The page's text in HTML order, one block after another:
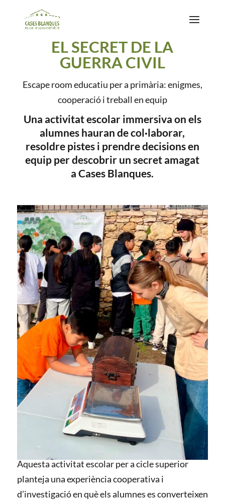
EL SECRET DE LA
GUERRA CIVIL
Escape room educatiu per a primària: enigmes,
cooperació i treball en equip
Una activitat escolar immersiva on els
alumnes hauran de col·laborar,
resoldre pistes i prendre decisions en
equip per descobrir un secret amagat
a Cases Blanques.
Aquesta activitat escolar per a cicle superior
planteja una experiència cooperativa i
d’investigació en què els alumnes es converteixen